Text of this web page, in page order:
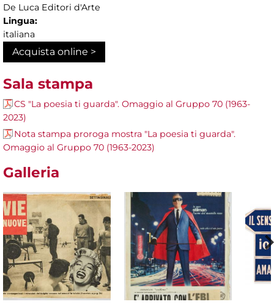
De Luca Editori d'Arte
Lingua:
italiana
Acquista online >
Sala stampa
CS "La poesia ti guarda". Omaggio al Gruppo 70 (1963-
2023)
Nota stampa proroga mostra "La poesia ti guarda".
Omaggio al Gruppo 70 (1963-2023)
Galleria